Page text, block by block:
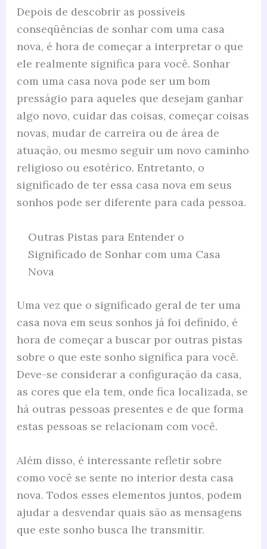
Depois de descobrir as possíveis
conseqüências de sonhar com uma casa
nova, é hora de começar a interpretar o que
ele realmente significa para você. Sonhar
com uma casa nova pode ser um bom
presságio para aqueles que desejam ganhar
algo novo, cuidar das coisas, começar coisas
novas, mudar de carreira ou de área de
atuação, ou mesmo seguir um novo caminho
religioso ou esotérico. Entretanto, o
significado de ter essa casa nova em seus
sonhos pode ser diferente para cada pessoa.
Outras Pistas para Entender o
Significado de Sonhar com uma Casa
Nova
Uma vez que o significado geral de ter uma
casa nova em seus sonhos já foi definido, é
hora de começar a buscar por outras pistas
sobre o que este sonho significa para você.
Deve-se considerar a configuração da casa,
as cores que ela tem, onde fica localizada, se
há outras pessoas presentes e de que forma
estas pessoas se relacionam com você.
Além disso, é interessante refletir sobre
como você se sente no interior desta casa
nova. Todos esses elementos juntos, podem
ajudar a desvendar quais são as mensagens
que este sonho busca lhe transmitir.